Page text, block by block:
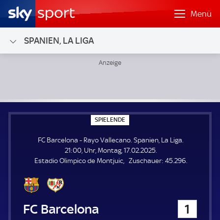
Menü
SPANIEN, LA LIGA
SPIELENDE
P
E
L
E
N
FC Barcelona - Rayo Vallecano. Spanien, La Liga.
21:00, Uhr, Montag, 17.02.2025.
Estadio Olimpico de Montjuic
Zuschauer: Z
45.296.
FC Barcelona 1